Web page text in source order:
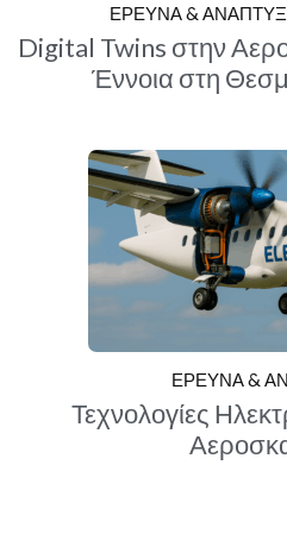
ΕΡΕΥΝΑ &
Digital Twins στην
Έννοια στη
ΕΡΕΥΝΑ &
Τεχνολογίες